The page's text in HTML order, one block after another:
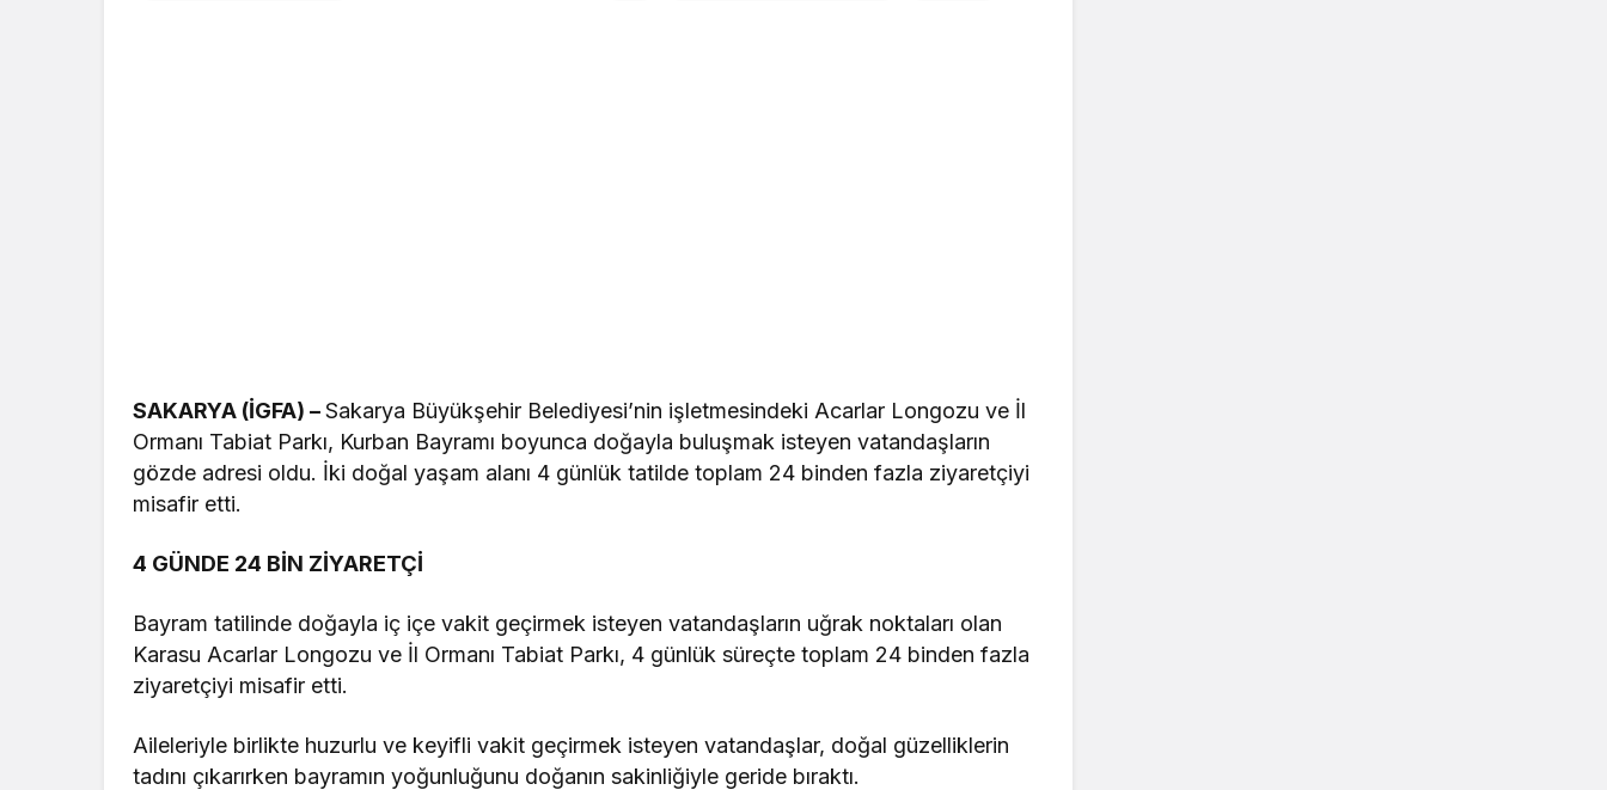
SAKARYA (İGFA) –Sakarya Büyükşehir Belediyesi’nin işletmesindeki Acarlar Longozu ve İl
Ormanı Tabiat Parkı, Kurban Bayramı boyunca doğayla buluşmak isteyen vatandaşların
gözde adresi oldu. İki doğal yaşam alanı 4 günlük tatilde toplam 24 binden fazla ziyaretçiyi
misafir etti.
4 GÜNDE 24 BİN ZİYARETÇİ
Bayram tatilinde doğayla iç içe vakit geçirmek isteyen vatandaşların uğrak noktaları olan
Karasu Acarlar Longozu ve İl Ormanı Tabiat Parkı, 4 günlük süreçte toplam 24 binden fazla
ziyaretçiyi misafir etti.
Aileleriyle birlikte huzurlu ve keyifli vakit geçirmek isteyen vatandaşlar, doğal güzelliklerin
tadını çıkarırken bayramın yoğunluğunu doğanın sakinliğiyle geride bıraktı.